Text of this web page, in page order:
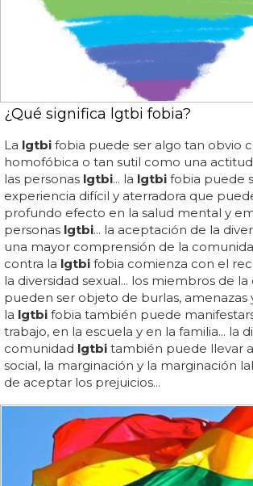
¿Qué significa lgtbi fobia?
La lgtbi fobia puede ser algo tan obvio
homofóbica o tan sutil como una
las personas lgtbi... la lgtbi fobia puede
experiencia difícil y aterradora que
profundo efecto en la salud mental y
personas lgtbi... la aceptación de la
una mayor comprensión de la
contra la lgtbi fobia comienza con el
la diversidad sexual... los miembros de
pueden ser objeto de burlas, amenazas
la lgtbi fobia también puede
trabajo, en la escuela y en la familia... la
comunidad lgtbi también puede llevar
social, la marginación y la marginación
de aceptar los prejuicios...